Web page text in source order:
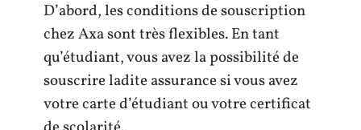
D’abord, les conditions de souscription
chez Axa sont très flexibles. En tant
qu’étudiant, vous avez la possibilité de
souscrire ladite assurance si vous avez
votre carte d’étudiant ou votre certificat